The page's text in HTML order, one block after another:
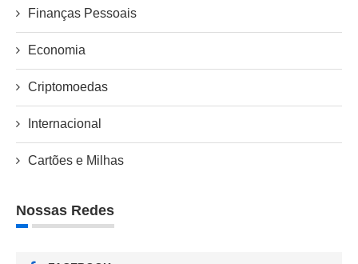
Finanças Pessoais
Economia
Criptomoedas
Internacional
Cartões e Milhas
Nossas Redes